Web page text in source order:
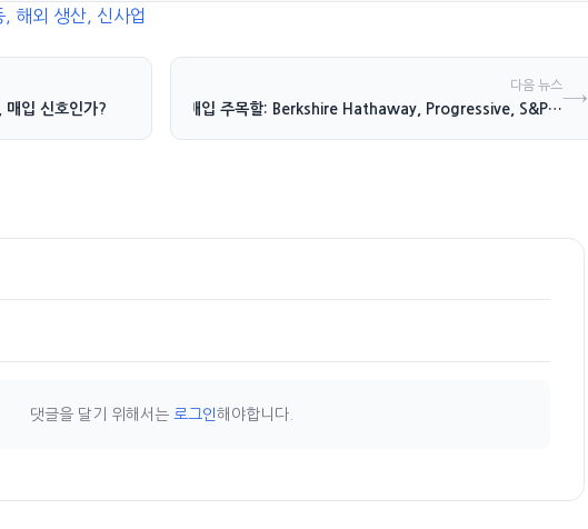
해외 생산, 신사업
입 신호인가?
다음 뉴스
경기 침체 속 금융주 매입 주목할: Berkshire Hathaway, Progressive, S&P…→
댓글을 달기 위해서는 로그인 해야합니다.